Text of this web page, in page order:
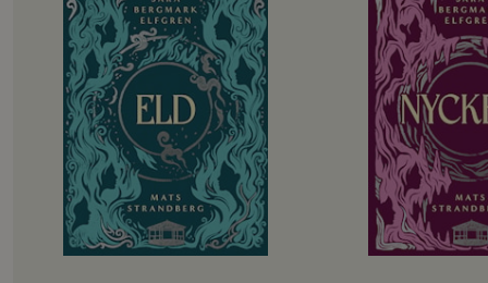
De utvalda ska börja andra året på
gymnasiet. Hela sommarlovet har
de hållit andan i väntan på
demonernas nästa drag. Men hotet
kommer från ett håll de aldrig
kunnat förutse. Det blir alltmer
uppenbart att något är väldigt,
väldigt fel i Engelsfors. Det
förflutna vävs ihop med nuet. De
levande möter de döda. De utvalda
knyts allt tätare till varandra och
påminns återigen om att magi inte
kan lindra olycklig kärlek eller laga
Det har gått drygt
tragedin i
gympasal. De
att återhämta sig
vänds upp och ner
besvaras.
Lojaliteter prövas.
att rinna ut och till
utvalda bara vara
Allt kommer att